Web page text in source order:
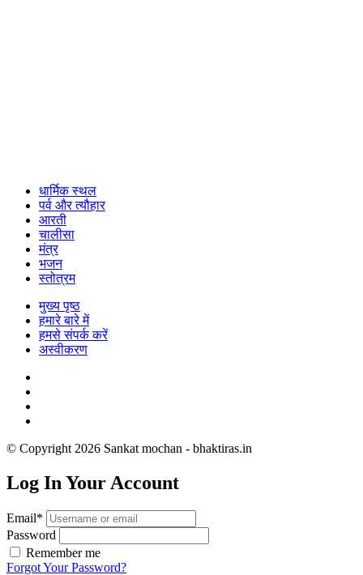
धार्मिक स्थल
पर्व और त्यौहार
आरती
चालीसा
मंत्र
भजन
स्तोत्रम
मुख्य पृष्ठ
हमारे बारे में
हमसे संपर्क करें
अस्वीकरण
© Copyright 2026 Sankat mochan - bhaktiras.in
Log In Your Account
Email*
Password
Remember me
Forgot Your Password?